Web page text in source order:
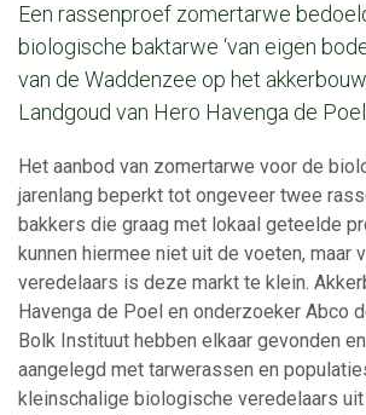
Een rassenproef zomertarwe
biologische baktarwe ‘van eigen
van de Waddenzee op het
Landgoud van Hero Havenga de Poel
Het aanbod van zomertarwe voor de
jarenlang beperkt tot ongeveer twee
bakkers die graag met lokaal geteelde
kunnen hiermee niet uit de voeten, maar
veredelaars is deze markt te klein.
Havenga de Poel en onderzoeker Abco
Bolk Instituut hebben elkaar gevonden
aangelegd met tarwerassen en
kleinschalige biologische veredelaars